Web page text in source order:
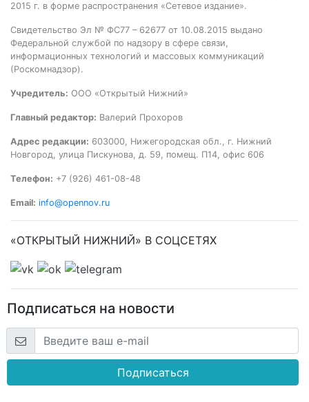
2015 г. в форме распространения «Сетевое издание».
Свидетельство Эл № ФС77 – 62677 от 10.08.2015 выдано
Федеральной службой по надзору в сфере связи,
информационных технологий и массовых коммуникаций
(Роскомнадзор).
Учредитель: ООО «Открытый Нижний»
Главный редактор: Валерий Прохоров
Адрес редакции: 603000, Нижегородская обл., г. Нижний
Новгород, улица Пискунова, д. 59, помещ. П14, офис 606
Телефон: +7 (926) 461-08-48
Email: info@opennov.ru
«ОТКРЫТЫЙ НИЖНИЙ» В СОЦСЕТЯХ
Подписаться на новости
Подписаться